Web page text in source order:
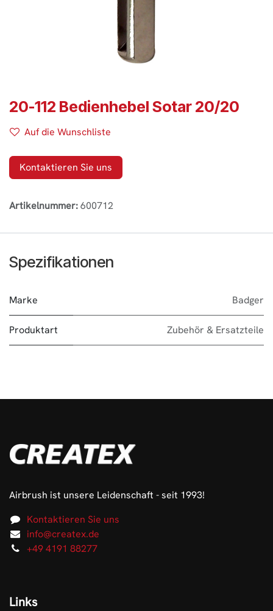
20-112 Bedienhebel Sotar 20/20
Auf die Wunschliste
Kontaktieren Sie uns
Artikelnummer:600712
Spezifikationen
Marke Badger
Produktart Zubehör & Ersatzteile
Airbrush ist unsere Leidenschaft - seit 1993!
Kontaktieren Sie uns
info@createx.de
+49 4191 88277
Links